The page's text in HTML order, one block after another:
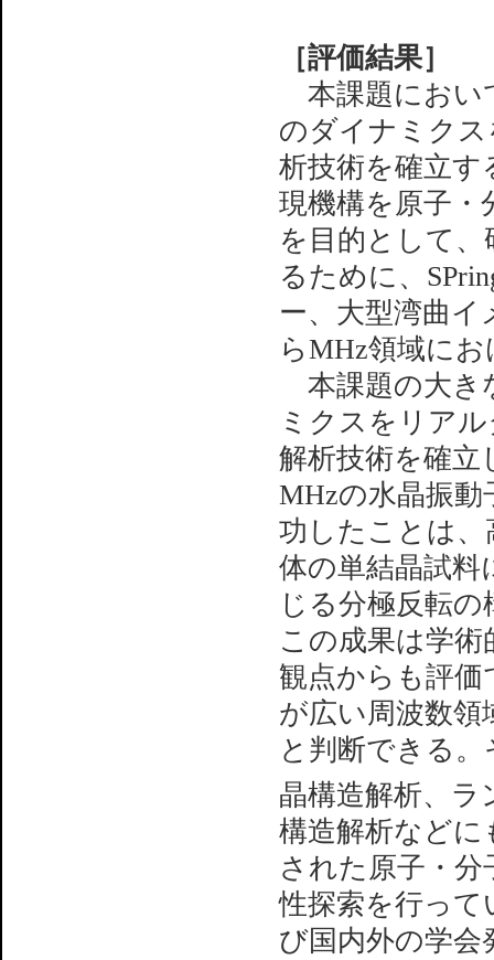
［評価結果］
本課題におい
のダイナミク
析技術を確立す
現機構を原子
を目的として
るために、
ー、大型湾曲
らMHz領域に
本課題の大き
ミクスをリア
解析技術を確立
MHzの水晶振
功したことは
体の単結晶試料
じる分極反転
この成果は学
観点からも評
が広い周波数領
と判断できる
晶構造解析、
構造解析など
された原子・
性探索を行って
び国内外の学